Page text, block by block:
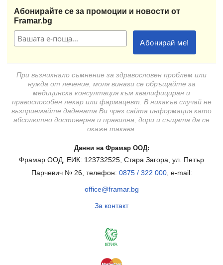
Абонирайте се за промоции и новости от
Framar.bg
При възникнало съмнение за здравословен проблем или
нужда от лечение, моля винаги се обръщайте за
медицинска консултация към квалифициран и
правоспособен лекар или фармацевт. В никакъв случай не
възприемайте дадената Ви чрез сайта информация като
абсолютно достоверна и правилна, дори и същата да се
окаже такава.
Данни на Фрамар ООД:
Фрамар ООД, ЕИК: 123732525, Стара Загора, ул. Петър
Парчевич № 26, телефон: 0875 / 322 000, e-mail:
office@framar.bg
За контакт